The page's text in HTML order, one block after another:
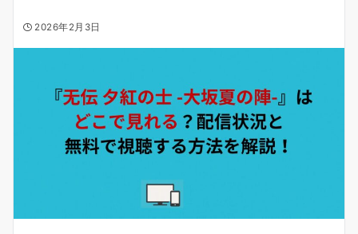
2026年2月3日